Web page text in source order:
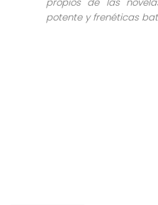
potente y frenéticas